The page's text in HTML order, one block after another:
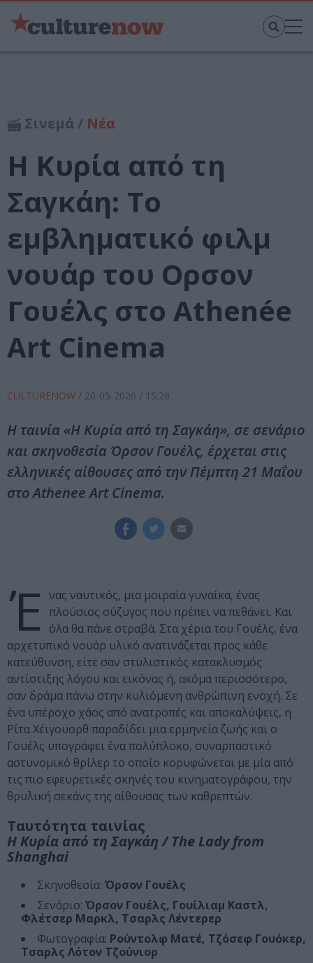
Σινεμά / Νέα
Η Κυρία από τη
Σαγκάη: Το
εμβληματικό φιλμ
νουάρ του Ορσον
Γουέλς στο Athenée
Art Cinema
CULTURENOW / 20-05-2026 / 15:26
Η ταινία «Η Κυρία από τη Σαγκάη», σε σενάριο
και σκηνοθεσία Όρσον Γουέλς, έρχεται στις
ελληνικές αίθουσες από την Πέμπτη 21 Μαΐου
στο Athenee Art Cinema.
Έ νας ναυτικός, μια μοιραία γυναίκα, ένας
πλούσιος σύζυγος που πρέπει να πεθάνει. Και
όλα θα πάνε στραβά. Στα χέρια του Γουέλς, ένα
αρχετυπικό νουάρ υλικό ανατινάζεται προς κάθε
κατεύθυνση, είτε σαν στυλιστικός κατακλυσμός
αντίστιξης λόγου και εικόνας ή, ακόμα περισσότερο,
σαν δράμα πάνω στην κυλιόμενη ανθρώπινη ενοχή. Σε
ένα υπέροχο χάος από ανατροπές και αποκαλύψεις, η
Ρίτα Χέιγουορθ παραδίδει μια ερμηνεία ζωής και ο
Γουέλς υπογράφει ένα πολύπλοκο, συναρπαστικό
αστυνομικό θρίλερ το οποίο κορυφώνεται με μία από
τις πιο εφευρετικές σκηνές του κινηματογράφου, την
θρυλική σεκάνς της αίθουσας των καθρεπτών.
Ταυτότητα ταινίας
Η Κυρία από τη Σαγκάη / The Lady from
Shanghai‎‎
Σκηνοθεσία: Όρσον Γουέλς
Σενάριο: Όρσον Γουέλς, Γουίλιαμ Καστλ,
Φλέτσερ Μαρκλ, Τσαρλς Λέντερερ
Φωτογραφία: Ρούντολφ Ματέ, Τζόσεφ Γουόκερ,
Τσαρλς Λότον Τζούνιορ